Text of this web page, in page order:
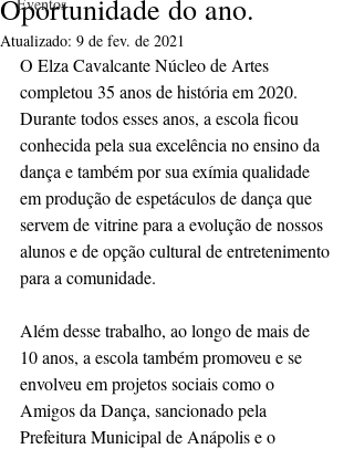
Oportunidade do ano.
Atualizado: 9 de fev. de 2021
O Elza Cavalcante Núcleo de Artes
completou 35 anos de história em 2020.
Durante todos esses anos, a escola ficou
conhecida pela sua excelência no ensino da
dança e também por sua exímia qualidade
em produção de espetáculos de dança que
servem de vitrine para a evolução de nossos
alunos e de opção cultural de entretenimento
para a comunidade.
Além desse trabalho, ao longo de mais de
10 anos, a escola também promoveu e se
envolveu em projetos sociais como o
Amigos da Dança, sancionado pela
Prefeitura Municipal de Anápolis e o